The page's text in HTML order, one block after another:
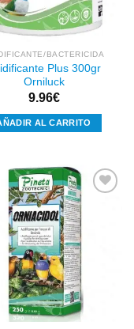
BACTERICIDA
Plus 300gr
Orniluck
9.96€
AL CARRITO